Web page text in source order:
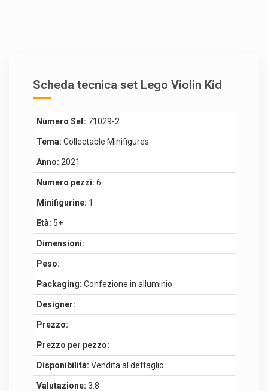
Scheda tecnica set Lego Violin Kid
Numero Set: 71029-2
Tema: Collectable Minifigures
Anno: 2021
Numero pezzi: 6
Minifigurine: 1
Età: 5+
Dimensioni:
Peso:
Packaging: Confezione in alluminio
Designer:
Prezzo:
Prezzo per pezzo:
Disponibilità: Vendita al dettaglio
Valutazione: 3.8